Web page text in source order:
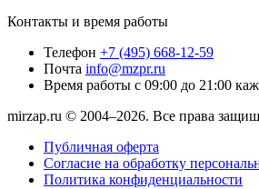
Контакты и время работы
Телефон +7 (495) 668-12-59
Почта info@mzpr.ru
Время работы с 09:00 до 21:00
mirzap.ru © 2004–2026. Все права
Публичная оферта
Согласие на обработку
Политика конфиденциальности